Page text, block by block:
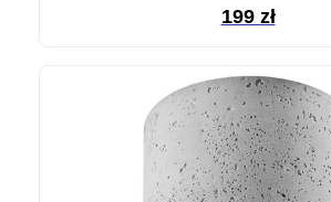
199 zł